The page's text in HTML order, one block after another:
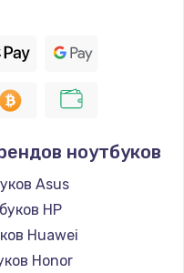
ноутбуков
Asus
HP
Huawei
Honor